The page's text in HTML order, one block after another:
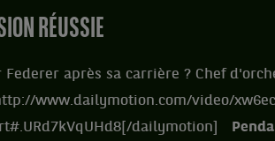
RÉUSSIE
Federer après sa carrière ? Chef
www.dailymotion.com/video/
dailymotion]